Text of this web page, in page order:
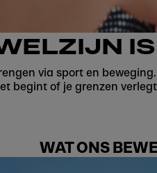
via sport en
begint of je grenzen
WAT ONS